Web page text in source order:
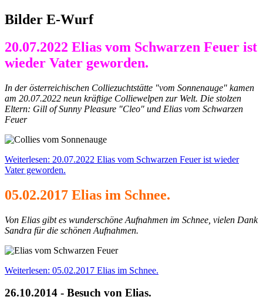
Bilder E-Wurf
20.07.2022 Elias vom Schwarzen Feuer ist
wieder Vater geworden.
In der österreichischen Colliezuchtstätte "vom Sonnenauge" kamen
am 20.07.2022 neun kräftige Colliewelpen zur Welt. Die stolzen
Eltern: Gill of Sunny Pleasure "Cleo" und Elias vom Schwarzen
Feuer
Weiterlesen: 20.07.2022 Elias vom Schwarzen Feuer ist wieder
Vater geworden.
05.02.2017 Elias im Schnee.
Von Elias gibt es wunderschöne Aufnahmen im Schnee, vielen Dank
Sandra für die schönen Aufnahmen.
Weiterlesen: 05.02.2017 Elias im Schnee.
26.10.2014 - Besuch von Elias.